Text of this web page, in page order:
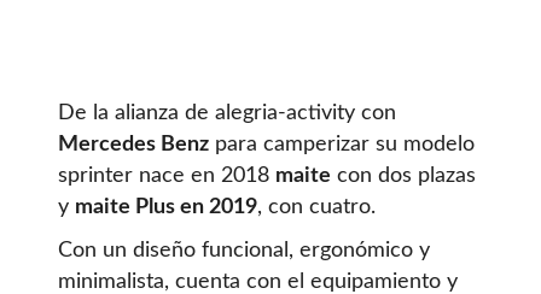
De la alianza de alegria-activity con
Mercedes Benzpara camperizar su modelo
sprinter nace en 2018 maite con dos plazas
y maite Plus en 2019, con cuatro.
Con un diseño funcional, ergonómico y
minimalista, cuenta con el equipamiento y